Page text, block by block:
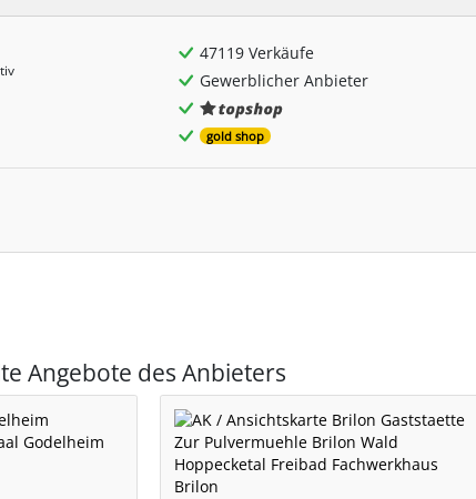
47119 Verkäufe
Gewerblicher Anbieter
gold shop
Angebote des Anbieters